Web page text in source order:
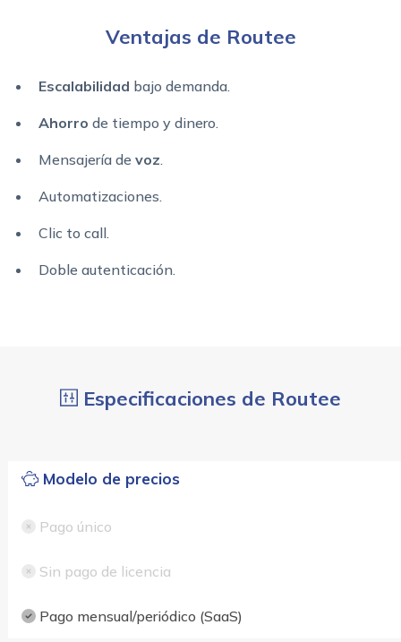
Ventajas de Routee
Escalabilidad bajo demanda.
Ahorro de tiempo y dinero.
Mensajería de voz
Automatizaciones.
Clic to call.
Doble autenticación.
Especificaciones de Routee
Modelo de precios
Pago único
Sin pago de licencia
Pago mensual/periódico (SaaS)